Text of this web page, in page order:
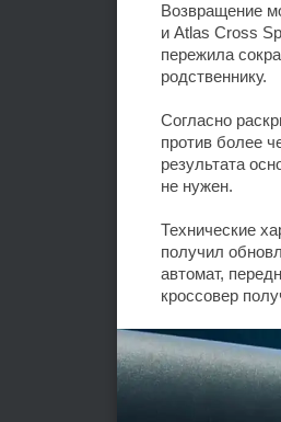
Возвращение
и Atlas Cross
пережила
родственнику.
Согласно
против более
результата
не нужен.
Технические
получил
автомат,
кроссовер